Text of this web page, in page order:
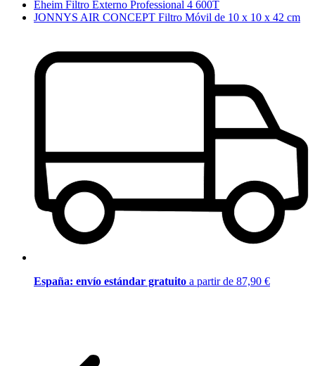
Eheim Filtro Externo Professional 4 600T
JONNYS AIR CONCEPT Filtro Móvil de 10 x 10 x 42 cm
España: envío estándar gratuito a partir de 87,90 €